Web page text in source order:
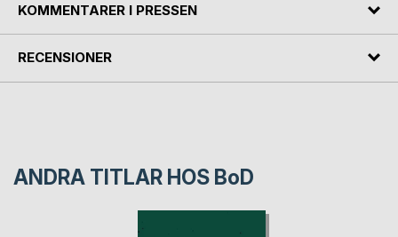
KOMMENTARER I PRESSEN
RECENSIONER
ANDRA TITLAR HOS BoD